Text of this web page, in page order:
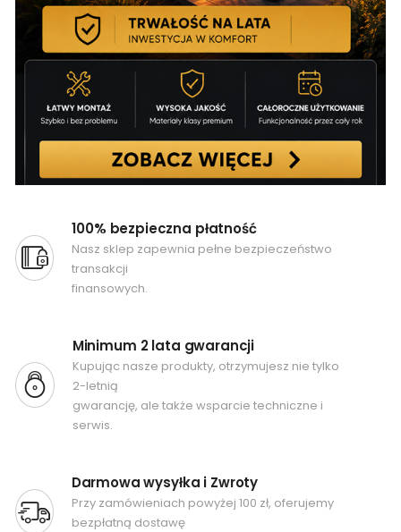
100% bezpieczna płatność
Nasz sklep zapewnia pełne bezpieczeństwo
transakcji
finansowych.
Minimum 2 lata gwarancji
Kupując nasze produkty, otrzymujesz nie tylko
2-letnią
gwarancję, ale także wsparcie techniczne i
serwis.
Darmowa wysyłka i Zwroty
Przy zamówieniach powyżej 100 zł, oferujemy
bezpłatną dostawę